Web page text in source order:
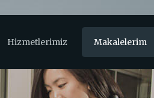
Hizmetlerimiz Makalelerim